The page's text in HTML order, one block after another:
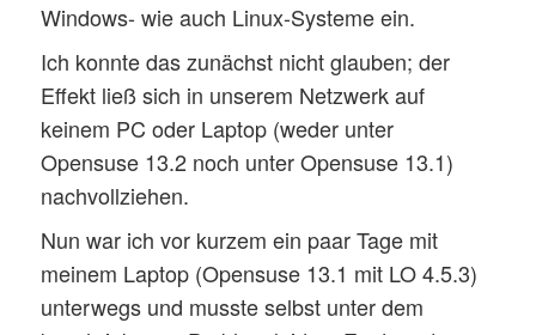
Windows- wie auch Linux-Systeme ein.
Ich konnte das zunächst nicht glauben; der
Effekt ließ sich in unserem Netzwerk auf
keinem PC oder Laptop (weder unter
Opensuse 13.2 noch unter Opensuse 13.1)
nachvollziehen.
Nun war ich vor kurzem ein paar Tage mit
meinem Laptop (Opensuse 13.1 mit LO 4.5.3)
unterwegs und musste selbst unter dem